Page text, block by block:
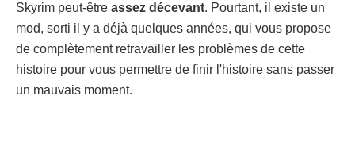
Skyrim peut-être assez décevant. Pourtant, il existe un
mod, sorti il y a déjà quelques années, qui vous propose
de complètement retravailler les problèmes de cette
histoire pour vous permettre de finir l'histoire sans passer
un mauvais moment.